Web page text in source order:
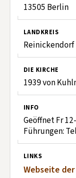
13505 Berlin
LANDKREIS
Reinickendorf
DIE KIRCHE
1939 von
INFO
Geöffnet Fr
Führungen:
LINKS
Webseite